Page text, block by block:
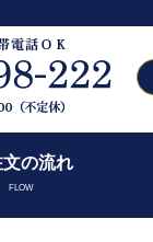
文の流れ
FLOW